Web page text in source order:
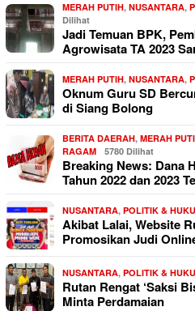
MERAH PUTIH, NUSANTARA,
Dilihat
Jadi Temuan BPK,
Agrowisata TA 2023
MERAH PUTIH, NUSANTARA,
Oknum Guru SD
di Siang Bolong
BERITA DAERAH, MERAH
RAGAM
5780 Dilihat
Breaking News: Dana
Tahun 2022 dan 2023
NUSANTARA, POLITIK &
Akibat Lalai, Website
Promosikan Judi
NUSANTARA, POLITIK &
Rutan Rengat ‘Saksi
Minta Perdamaian